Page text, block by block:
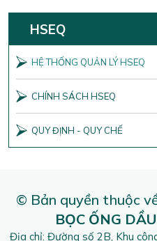
HSEQ
HỆ THỐNG QUẢN LÝ HSEQ
CHÍNH SÁCH HSEQ
QUY ĐỊNH - QUY CHẾ
© Bản quyền thuộc
BỌC ỐNG
Địa chỉ: Đường số 2B, Khu